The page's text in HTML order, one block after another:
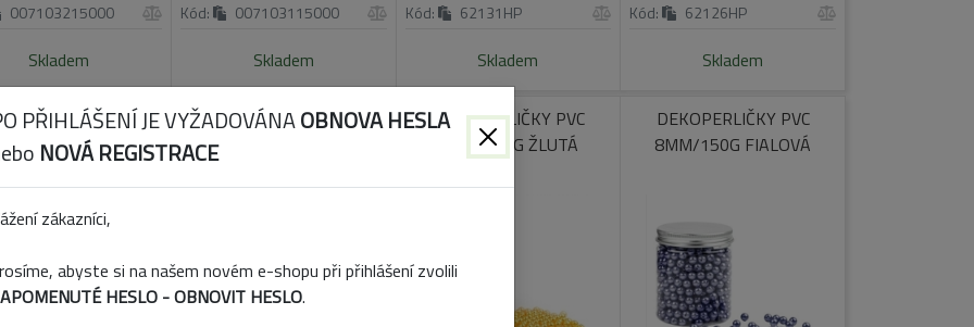
007103215000
Skladem
Kód: 007103115000
Skladem
Kód: 62131HP
Skladem
Kód: 62126HP
Skladem
PERLY 14 MM/16
KS ORANŽOVÁ
PERLIČKY DŘEVO
24KS/1.8CM RŮŽOVÁ MIX
DEKOPERLIČKY PVC
8MM/150G ŽLUTÁ
DEKOPERLIČKY PVC
8MM/150G FIALOVÁ
PŘIHLÁŠENÍ JE VYŽADOVÁNAOBNOVA HESLA
NOVÁ REGISTRACE
zákazníci,
abyste si na našem novém e-shopu při přihlášení zvolili
HESLO - OBNOVIT HESLO.